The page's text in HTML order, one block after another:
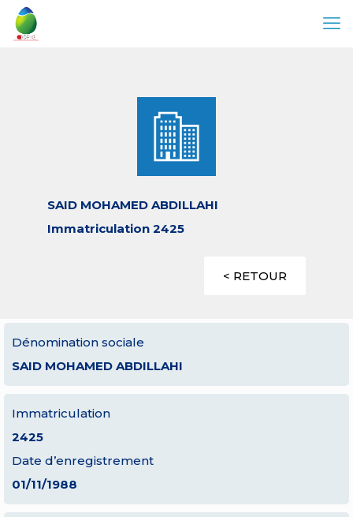
SAID MOHAMED ABDILLAHI
Immatriculation 2425
< RETOUR
Dénomination sociale
SAID MOHAMED ABDILLAHI
Immatriculation
2425
Date d’enregistrement
01/11/1988